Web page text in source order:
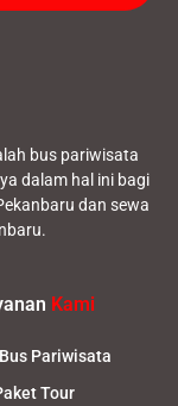
bus pariwisata
dalam hal ini bagi
dan sewa
Kami
Pariwisata
Tour